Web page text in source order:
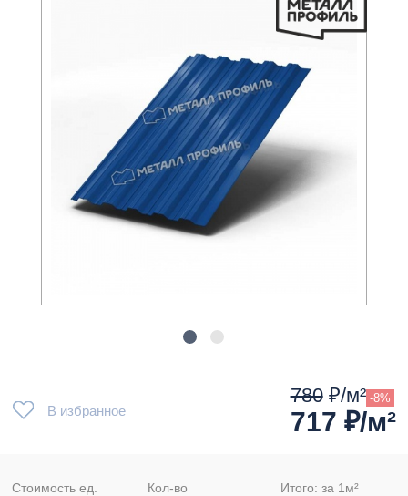
В избранное
780₽/м² -8%
717 ₽/м²
Стоимость ед. Кол-во Итого: за 1 м²